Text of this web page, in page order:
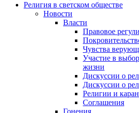
Религия в светском обществе
Новости
Власти
Правовое
Чувства
Участие в
жизни
Дискуссии о
Дискуссии о
Религии и
Соглашения